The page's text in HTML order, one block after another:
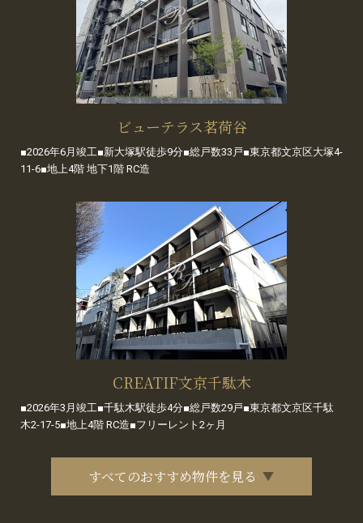
ビューテラス茗荷谷
■2026年6月竣工■新大塚駅徒歩9分■総戸数33戸■東京都文京区大塚4-
11-6■地上4階 地下1階 RC造
CREATIF文京千駄木
■2026年3月竣工■千駄木駅徒歩4分■総戸数29戸■東京都文京区千駄
木2-17-5■地上4階 RC造■フリーレント2ヶ月
すべてのおすすめ物件を見る